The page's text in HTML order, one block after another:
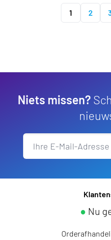
1 2
Niets missen?
● Nu